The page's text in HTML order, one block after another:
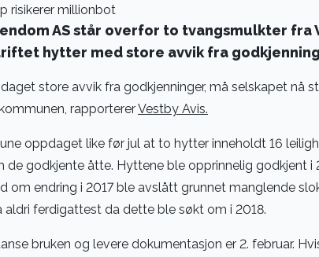
AS står overfor to tvangsmulkter fra
hytter med store avvik fra
store avvik fra godkjenninger, må selskapet nå
rapportererVestby Avis.
oppdaget like før jul at to hytter inneholdt 16
de godkjente åtte. Hyttene ble opprinnelig godkjent i
om endring i 2017 ble avslått grunnet manglende
aldri ferdigattest da dette ble søkt om i 2018.
bruken og levere dokumentasjon er 2. februar.